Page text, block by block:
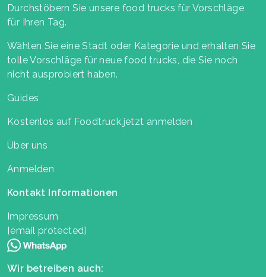
Durchstöbern Sie unsere food trucks für Vorschläge
für Ihren Tag.
Wählen Sie eine Stadt oder Kategorie und erhalten Sie
tolle Vorschläge für neue food trucks, die Sie noch
nicht ausprobiert haben.
Guides
Kostenlos auf Foodtruck.jetzt anmelden
Über uns
Anmelden
Kontakt Informationen
Impressum
[email protected]
Wir betreiben auch: